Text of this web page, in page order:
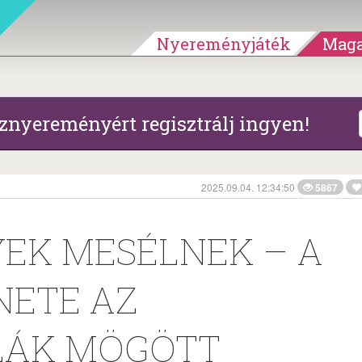
Nyereményjáték
regisztrálj ingyen!
2025.09.04. 12:34:50 5867
MESÉLNEK – A
AZ
MÖGÖTT